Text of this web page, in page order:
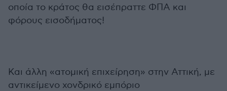
οποία το κράτος θα εισέπραττε ΦΠΑ και
φόρους εισοδήματος!
Και άλλη «ατομική επιχείρηση» στην Αττική, με
αντικείμενο χονδρικό εμπόριο